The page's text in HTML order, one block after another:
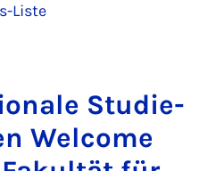
Liste
Stu­die­
Wel­co­me